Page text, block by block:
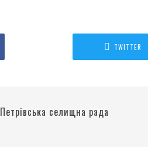
TWITTER
Петрівська селищна рада